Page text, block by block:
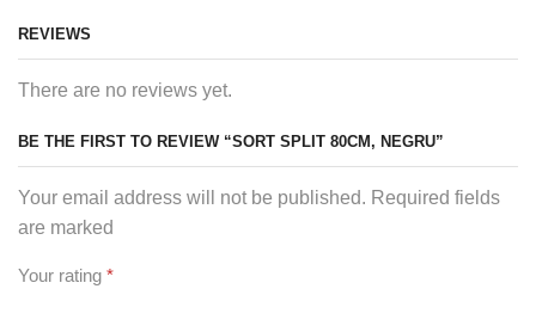
REVIEWS
There are no reviews yet.
BE THE FIRST TO REVIEW “SORT SPLIT 80CM, NEGRU”
Your email address will not be published. Required fields
are marked
Your rating *